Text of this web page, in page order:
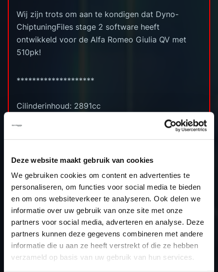
Deze website maakt gebruik van cookies
We gebruiken cookies om content en advertenties te
personaliseren, om functies voor social media te bieden
en om ons websiteverkeer te analyseren. Ook delen we
informatie over uw gebruik van onze site met onze
partners voor social media, adverteren en analyse. Deze
partners kunnen deze gegevens combineren met andere
informatie die u aan ze heeft verstrekt of die ze hebben
verzameld op basis van uw gebruik van hun services.
Wij zijn trots om aan te kondigen dat Dyno-
ChiptuningFiles stage 2 software heeft
ontwikkeld voor de Alfa Romeo Giulia QV met
510pk!
********************
Cilinderinhoud: 2891cc
Stage 2 vermogen: 558pk
Stage 2 koppel: 780nm
Upgrade: Downpipes (OPF + CAT Delete),
Akropovic cat-back system en de originele
luchtfilter bak is verwijderd en vervangen door
RVS buizen met open lucht filters.